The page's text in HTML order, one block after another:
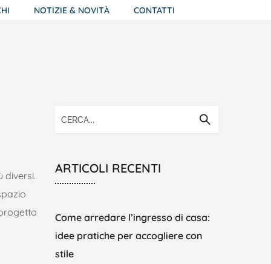
NOTIZIE & NOVITÀ CONTATTI
diversi.
ARTICOLI RECENTI
Come arredare l’ingresso di casa:
idee pratiche per accogliere con
stile